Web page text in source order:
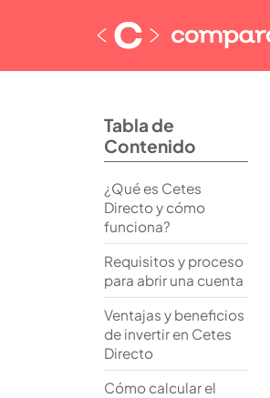
Tabla de
Contenido
¿Qué es Cetes
Directo y cómo
funciona?
Requisitos y proceso
para abrir una cuenta
Ventajas y beneficios
de invertir en Cetes
Directo
Cómo calcular el